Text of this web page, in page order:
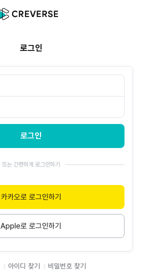
로그인
로그인
또는 간편하게 로그인하기
카카오로 로그인하기
Apple로 로그인하기
아이디 찾기 비밀번호 찾기